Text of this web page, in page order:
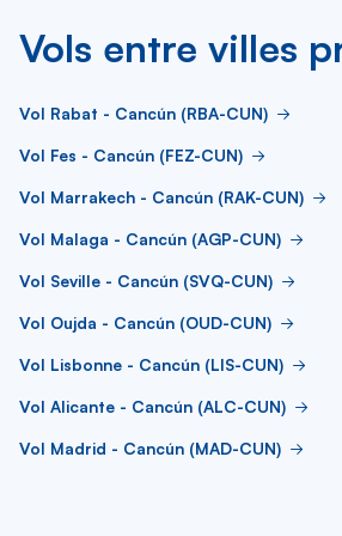
Vols entre villes
Vol Rabat - Cancún (RBA-CUN)
Vol Fes - Cancún (FEZ-CUN)
Vol Marrakech - Cancún (RAK-CUN)
Vol Malaga - Cancún (AGP-CUN)
Vol Seville - Cancún (SVQ-CUN)
Vol Oujda - Cancún (OUD-CUN)
Vol Lisbonne - Cancún (LIS-CUN)
Vol Alicante - Cancún (ALC-CUN)
Vol Madrid - Cancún (MAD-CUN)